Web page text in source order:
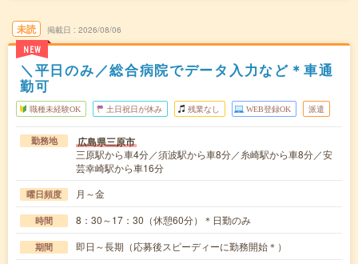
未読
NEW
掲載日 2026/08/06
＼平日のみ／総合病院でデータ入力など＊車通
勤可
職種未経験OK 土日祝日が休み 残業なし WEB登録OK 派遣
勤務地 広島県三原市
三原駅から車4分／須波駅から車8分／糸崎駅から車8分／安
芸幸崎駅から車16分
曜日頻度 月～金
時間 8：30～17：30（休憩60分）＊日勤のみ
期間 即日～長期（応募後スピーディーに勤務開始＊）